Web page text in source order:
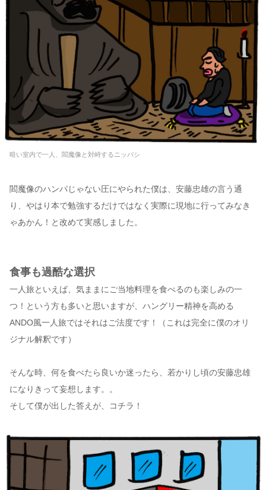
暗い室内で一人、閻魔像と対峙するニッパシ
閻魔像のハンパじゃない圧にやられた僕は、安藤忠雄の言う通
り、やはり本で勉強するだけではなく実際に現地に行ってみなき
ゃあかん！と改めて実感しました。
食事も過酷な選択
一人旅といえば、気ままにご当地料理を食べるのも楽しみの一
つ！という方も多いと思いますが、ハングリー精神を高める
ANDO風一人旅ではそれはご法度です！（これは完全に僕のオリ
ジナル解釈です）
そんな時、何を食べたら良いか迷ったら、若かりし頃の安藤忠雄
になりきって妄想します。。
そして僕が出した答えが、コチラ！